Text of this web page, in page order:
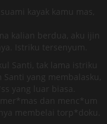
kayak kamu mas,
kalian berdua, aku ijin
Istriku tersenyum.
Santi, tak lama istriku
yang membalasku,
yang luar biasa.
dan menc*um
membelai torp*doku.